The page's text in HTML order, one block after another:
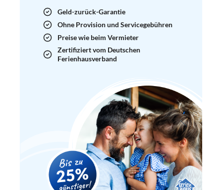
Geld-zurück-Garantie
Ohne Provision und Servicegebühren
Preise wie beim Vermieter
Zertifiziert vom Deutschen
Ferienhausverband